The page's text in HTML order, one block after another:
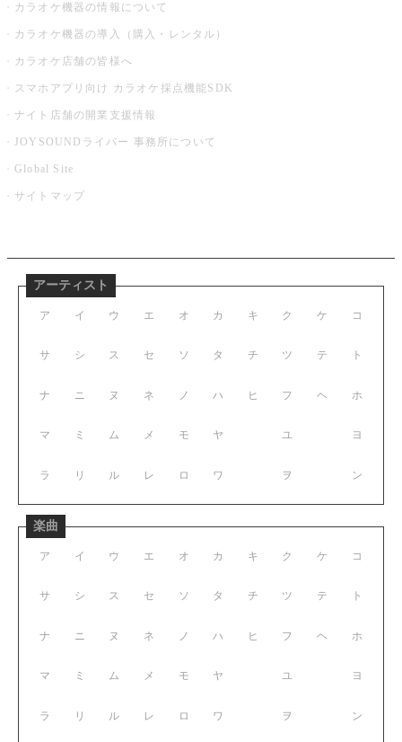
カラオケ機器の情報について
カラオケ機器の導入（購入・レンタル）
カラオケ店舗の皆様へ
スマホアプリ向け カラオケ採点機能SDK
ナイト店舗の開業支援情報
JOYSOUNDライバー 事務所について
Global Site
サイトマップ
アーティスト
ア イ ウ エ オ
サ シ ス セ ソ
ナ ニ ヌ ネ ノ
マ ミ ム メ モ
ラ リ ル レ ロ
カ キ ク ケ コ
タ チ ツ テ ト
ハ ヒ フ ヘ ホ
ヤ ユ ヨ
ワ ヲ ン
楽曲
ア イ ウ エ オ
サ シ ス セ ソ
ナ ニ ヌ ネ ノ
マ ミ ム メ モ
ラ リ ル レ ロ
カ キ ク ケ コ
タ チ ツ テ ト
ハ ヒ フ ヘ ホ
ヤ ユ ヨ
ワ ヲ ン